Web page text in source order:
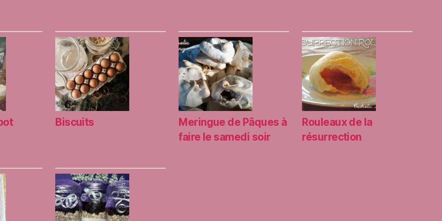
Biscuits
Meringue de Pâques à
faire le samedi soir
Rouleaux de la
résurrection